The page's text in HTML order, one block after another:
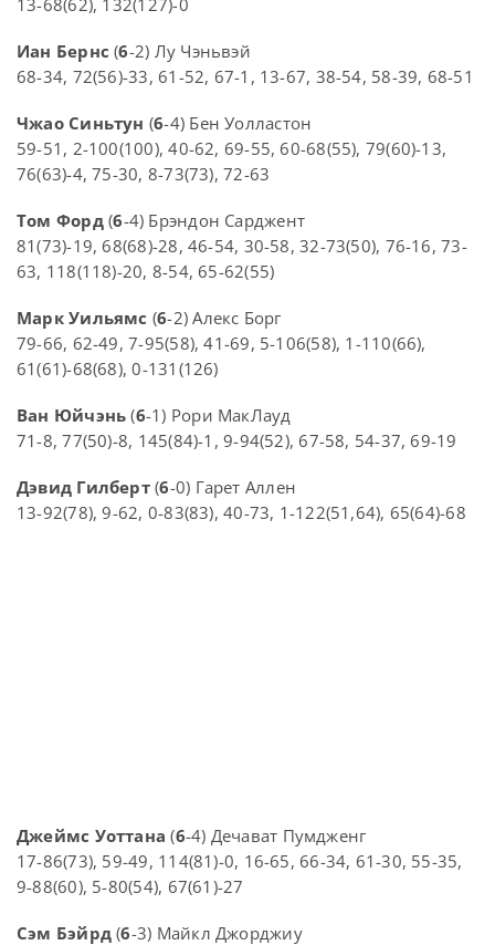
Иан Бернс (6-2) Лу Чэньвэй
68-34, 72(56)-33, 61-52, 67-1, 13-67, 38-54, 58-39, 68-51
Чжао Синьтун (6-4) Бен Уолластон
59-51, 2-100(100), 40-62, 69-55, 60-68(55), 79(60)-13,
76(63)-4, 75-30, 8-73(73), 72-63
Том Форд(6-4) Брэндон Сарджент
81(73)-19, 68(68)-28, 46-54, 30-58, 32-73(50), 76-16, 73-
63, 118(118)-20, 8-54, 65-62(55)
Марк Уильямс (6-2) Алекс Борг
79-66, 62-49, 7-95(58), 41-69, 5-106(58), 1-110(66),
61(61)-68(68), 0-131(126)
Ван Юйчэнь (6-1) Рори МакЛауд
71-8, 77(50)-8, 145(84)-1, 9-94(52), 67-58, 54-37, 69-19
Дэвид Гилберт(6-0) Гарет Аллен
13-92(78), 9-62, 0-83(83), 40-73, 1-122(51,64), 65(64)-68
Джеймс Уоттана (6-4) Дечават Пумдженг
17-86(73), 59-49, 114(81)-0, 16-65, 66-34, 61-30, 55-35,
9-88(60), 5-80(54), 67(61)-27
Сэм Бэйрд (6-3) Майкл Джорджиу